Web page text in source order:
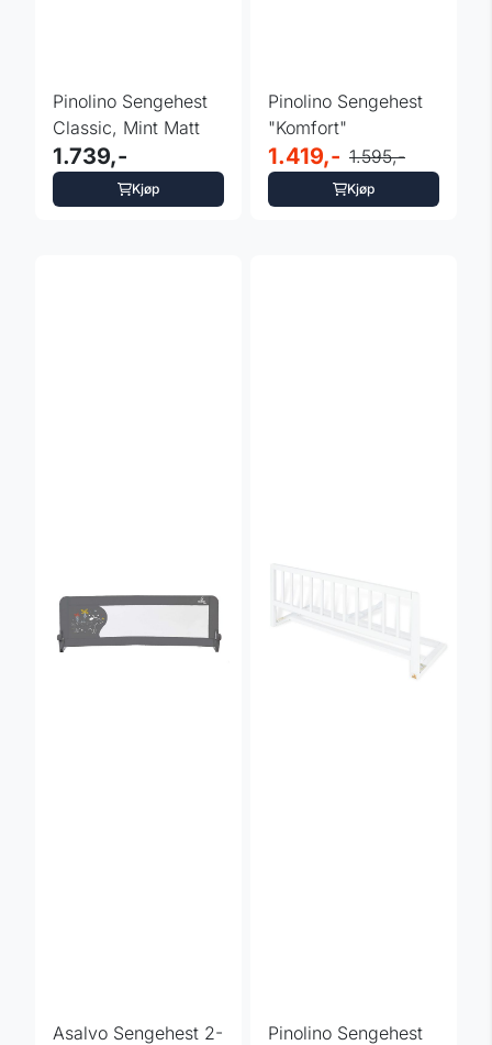
Pinolino Sengehest
Classic, Mint Matt
1.739,-
Kjøp
Pinolino Sengehest
"Komfort"
1.419,- 1.595,-
Kjøp
Asalvo Sengehest 2-
Pinolino Sengehest